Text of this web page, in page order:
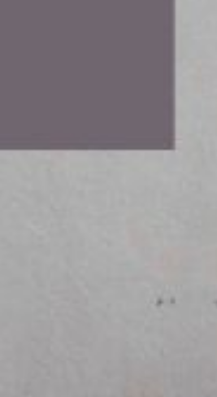
Greencarrier, vilket innebär att
justera sina bokningar eller betala
övergången till fossilfri sjöfart”,
en verifierad volym av
mätbara CO₂-reduktioner
fossilfri sjöfart kan vara enkel,
konceptet Shipping Made
Baserat på rutternas volymer
på 5 % per månad för dessa
att utvidga konceptet till fler rutter
”Hållbarhet måste vara
chef för hållbarhet.